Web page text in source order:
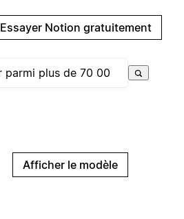
Essayer Notion gratuitement
Afficher le modèle